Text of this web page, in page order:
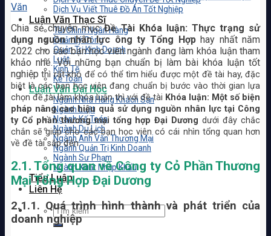
Dịch Vụ Viết Thuê Đồ Án Tốt Nghiệp
Luận Văn Thạc Sĩ
Tài Chính Ngân Hàng
Quản Lý Công
Quản Trị Kinh Doanh
Luật
Kinh Tế
Kế Toán
Luận Văn Đại Học
Ngành Nhà Hàng Khách Sạn
Ngành Luật
Ngành Kế Toán
Ngành Du Lịch
Ngành Anh Văn Thương Mại
Ngành Quản Trị Kinh Doanh
Ngành Sư Phạm
Ngành Xuất Nhập Khẩu
Tiểu Luận
Liên Hệ
Văn
Chia sẻ chuyên mụcĐề Tài Khóa luận: Thực trạng sử
dụng nguồn nhân lực ông ty Tổng Hợphay nhất năm
2022 cho các bạn học viên ngành đang làm khóa luận tham
khảo nhé. Với những bạn chuẩn bị làm bài khóa luận tốt
nghiệp thì rất khó để có thể tìm hiểu được một đề tài hay, đặc
biệt là các bạn học viên đang chuẩn bị bước vào thời gian lựa
chọn đề tài làm khóa luận thì với đề tài Khóa luận: Một số biện
pháp nâng cao hiệu quả sử dụng nguồn nhân lực tại Công
ty Cổ phần thương mại tổng hợp Đại Dươngdưới đây chắc
chắn sẽ giúp cho các bạn học viên có cái nhìn tổng quan hơn
về đề tài sắp đến.
2.1. Tổng quan về Công ty Cỏ Phần Thương
Mại Tổng Hợp Đại Dương
2.1.1. Quá trình hình thành và phát triển của
doanh nghiệp